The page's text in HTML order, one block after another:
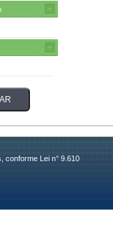
conforme Lei n° 9.610